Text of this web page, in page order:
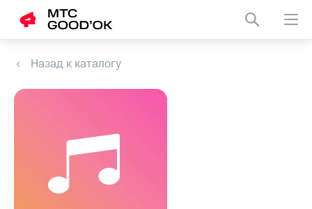
Назад к каталогу